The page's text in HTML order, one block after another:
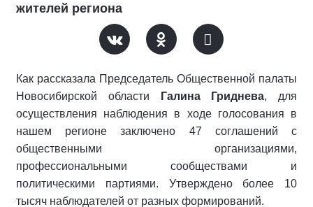
жителей региона
Как рассказала Председатель Общественной палаты
Новосибирской области
Галина Гриднева, для
осуществления наблюдения в ходе голосования в
нашем регионе заключено 47 соглашений с
общественными организациями,
профессиональными сообществами и
политическими партиями. Утверждено более 10
тысяч наблюдателей от разных формирований.